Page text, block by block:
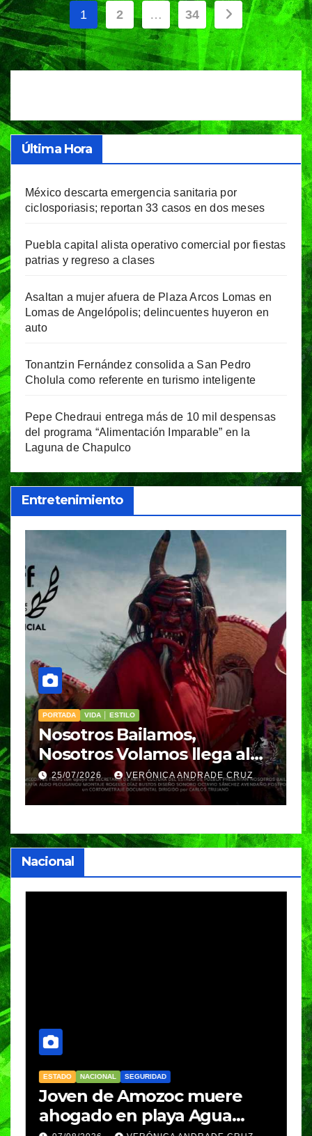
Paginación
de
entradas
1 2 … 34
Última Hora
México descarta emergencia sanitaria por
ciclosporiasis; reportan 33 casos en dos meses
Puebla capital alista operativo comercial por fiestas
patrias y regreso a clases
Asaltan a mujer afuera de Plaza Arcos Lomas en
Lomas de Angelópolis; delincuentes huyeron en
auto
Tonantzin Fernández consolida a San Pedro
Cholula como referente en turismo inteligente
Pepe Chedraui entrega más de 10 mil despensas
del programa “Alimentación Imparable” en la
Laguna de Chapulco
Entretenimiento
PORTADA VIDA │ ESTILO
Nosotros Bailamos,
Nosotros Volamos llega al
GIFF
25/07/2026 VERÓNICA ANDRADE CRUZ
Nacional
ESTADO NACIONAL SEGURIDAD
Joven de Amozoc muere
ahogado en playa Agua